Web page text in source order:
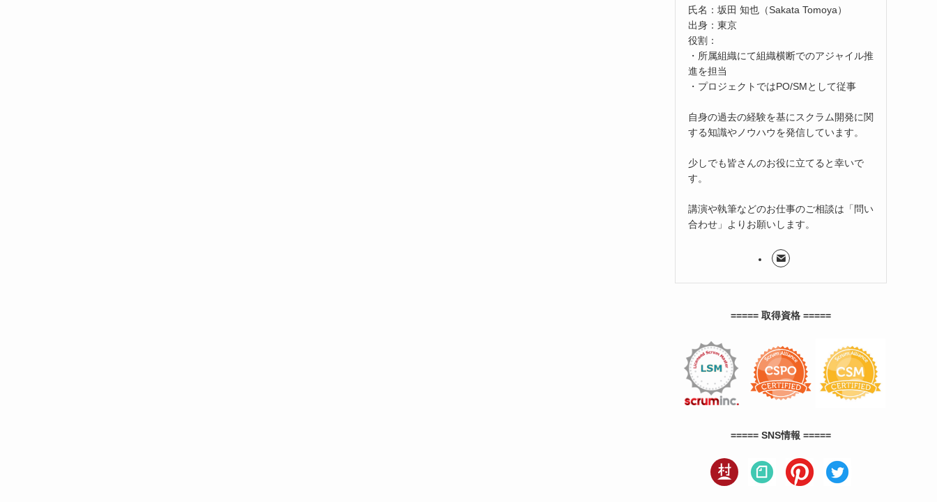
氏名：坂田 知也（Sakata Tomoya）
出身：東京
役割：
・所属組織にて組織横断でのアジャイル推
進を担当
・プロジェクトではPO/SMとして従事
自身の過去の経験を基にスクラム開発に関
する知識やノウハウを発信しています。
少しでも皆さんのお役に立てると幸いで
す。
講演や執筆などのお仕事のご相談は「問い
合わせ」よりお願いします。
===== 取得資格 =====
===== SNS情報 =====